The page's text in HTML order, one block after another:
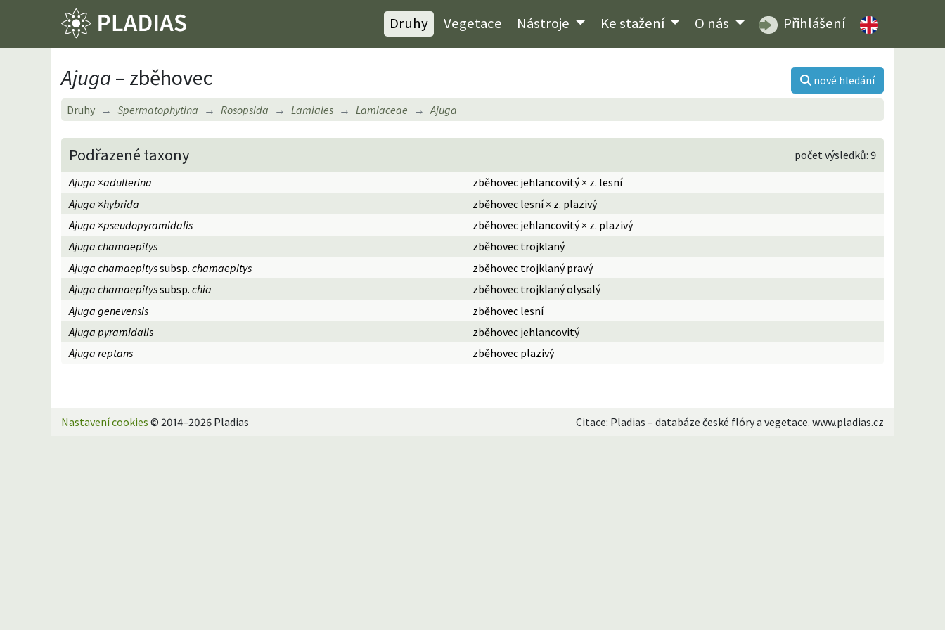
Druhy Vegetace Nástroje Ke stažení O nás Přihlášení
Ajuga– zběhovec nové hledání
Druhy Spermatophytina Rosopsida Lamiales Lamiaceae Ajuga
Podřazené taxony
počet výsledků: 9
Ajuga ×adulterina
zběhovec jehlancovitý × z. lesní
Ajuga ×hybrida
zběhovec lesní × z. plazivý
Ajuga ×pseudopyramidalis
zběhovec jehlancovitý × z. plazivý
Ajuga chamaepitys
zběhovec trojklaný
Ajuga chamaepityssubsp. chamaepitys
zběhovec trojklaný pravý
Ajuga chamaepityssubsp. chia
zběhovec trojklaný olysalý
Ajuga genevensis
zběhovec lesní
Ajuga pyramidalis
zběhovec jehlancovitý
Ajuga reptans
zběhovec plazivý
Nastavení cookies © 2014–2026 Pladias Citace: Pladias – databáze české flóry a vegetace. www.pladias.cz